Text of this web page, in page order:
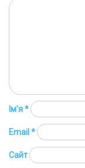
Ім'я*
Email *
Сайт